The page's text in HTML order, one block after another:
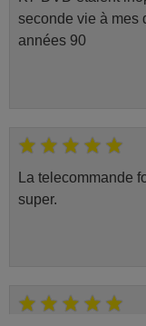
seconde vie à mes
années 90
La telecommande
super.